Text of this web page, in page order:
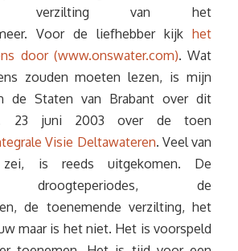
verzilting van het
Voor de liefhebber kijk het
door (www.onswater.com). Wat
zouden moeten lezen, is mijn
de Staten van Brabant over dit
23 juni 2003 over de toen
Visie Deltawateren. Veel van
is reeds uitgekomen. De
droogteperiodes, de
de toenemende verzilting, het
maar is het niet. Het is voorspeld